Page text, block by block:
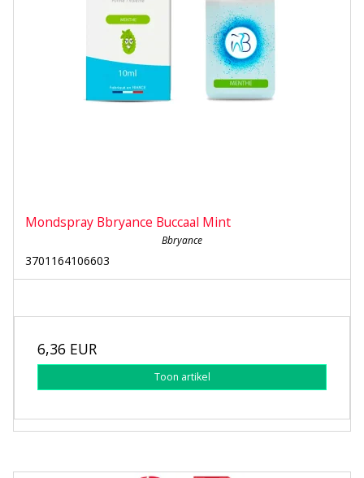
Mondspray Bbryance Buccaal Mint
Bbryance
3701164106603
6,36 EUR
Toon artikel